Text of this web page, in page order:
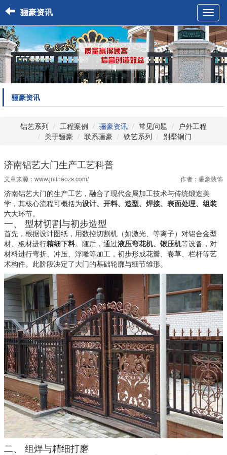
骊豪资讯
骊豪资讯
铝艺系列 工程案例 骊豪资讯 常见问题
户外工程
关于骊豪
联系骊豪 铁艺系列 别墅铜门
济南铝艺大门生产工艺科普
文章来源： www.jnlihaozs.com/ 作者：骊豪装饰
济南铝艺大门的生产工艺，融合了现代金属加工技术与传统锻造美
学，其核心流程可概括为设计、开料、造型、焊接、表面处理、组装
六大环节。
一、 型材切割与初步造型
首先，根据设计图纸，用数控切割机（如激光、等离子）对铝合金型
材、板材进行精细下料。随后，通过液压弯花机、锻压机等设备，对
材料进行弯折、冲压、浮雕等加工，初步形成花瓣、卷草、栏杆等艺
术构件。此阶段决定了大门的基础轮廓与细节雏形。
二、 组焊与精细打磨